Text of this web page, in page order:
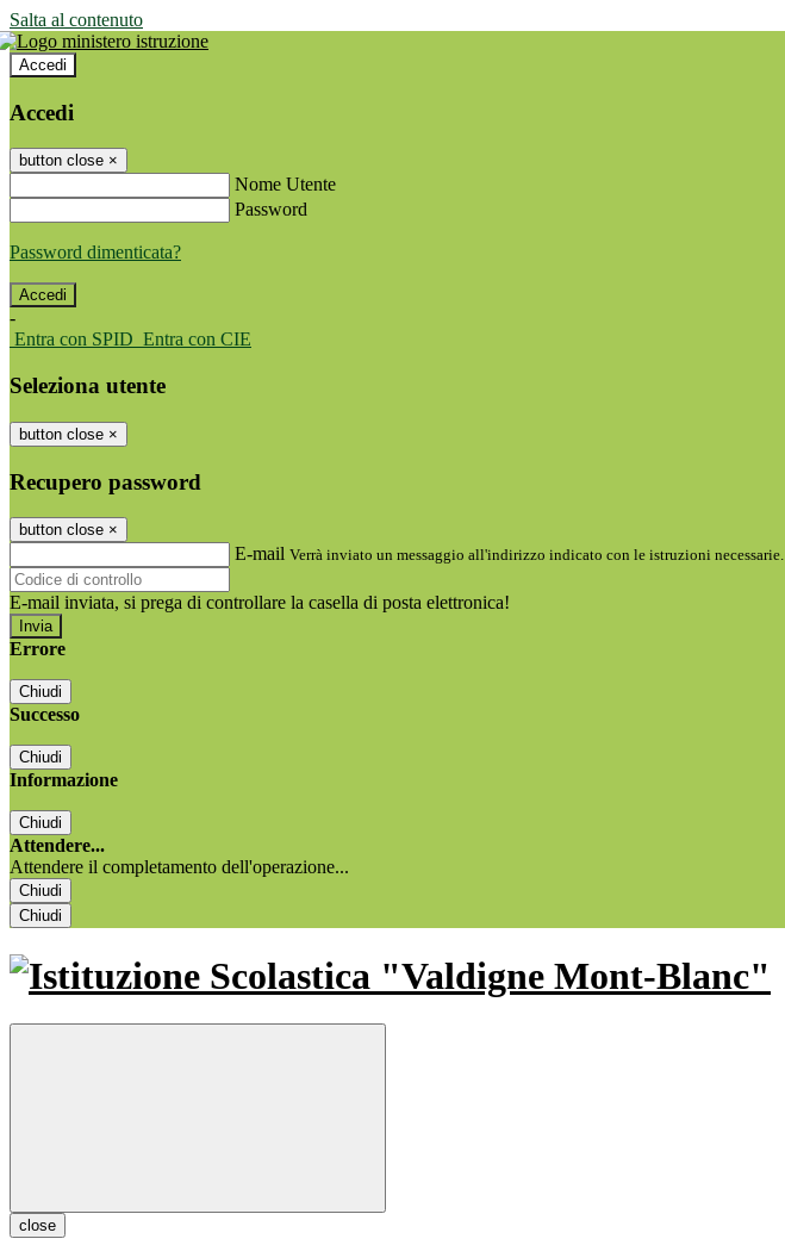
Salta al contenuto
Accedi
Accedi
button close ×
Nome Utente
Password
Password dimenticata?
-
Entra con SPID Entra con CIE
Seleziona utente
button close ×
Recupero password
button close ×
E-mail Verrà inviato un messaggio all'indirizzo indicato con le istruzioni necessarie.
E-mail inviata, si prega di controllare la casella di posta elettronica!
Errore
Chiudi
Successo
Chiudi
Informazione
Chiudi
Attendere...
Attendere il completamento dell'operazione...
Chiudi
Chiudi
close